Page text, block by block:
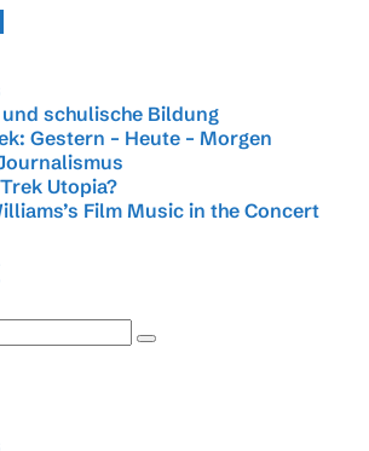
und schulische Bildung
Gestern – Heute – Morgen
Utopia?
Film Music in the Concert
Search